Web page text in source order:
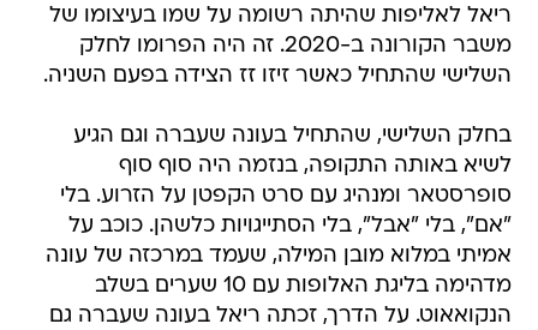
ריאל לאליפות שהיתה רשומה על שמו בעיצומו של
משבר הקורונה ב-2020. זה היה הפרומו לחלק
השלישי שהתחיל כאשר זיזו זז הצידה בפעם השניה.
בחלק השלישי, שהתחיל בעונה שעברה וגם הגיע
לשיא באותה התקופה, בנזמה היה סוף סוף
סופרסטאר ומנהיג עם סרט הקפטן על הזרוע. בלי
"אם", בלי "אבל", בלי הסתייגויות כלשהן. כוכב על
אמיתי במלוא מובן המילה, שעמד במרכזה של עונה
מדהימה בליגת האלופות עם 10 שערים בשלב
הנקואאוט. על הדרך, זכתה ריאל בעונה שעברה גם